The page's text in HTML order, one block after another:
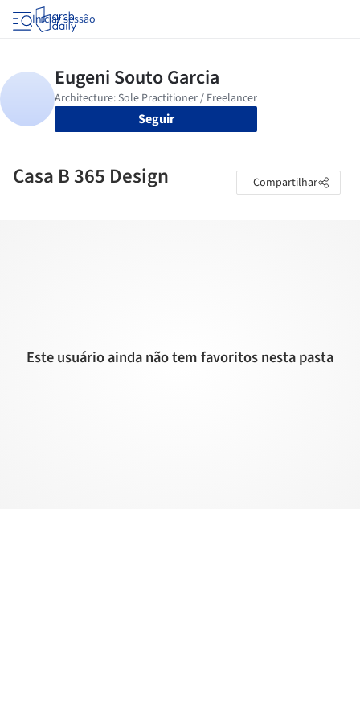
Iniciar sessão
Seguir
Casa B 365 Design Compartilhar
Este usuário ainda não tem favoritos nesta pasta